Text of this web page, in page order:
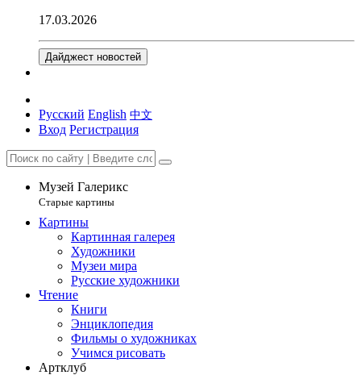
17.03.2026
Дайджест новостей
Русский English 中文
Вход Регистрация
Музей Галерикс
Старые картины
Картины
Картинная галерея
Художники
Музеи мира
Русские художники
Чтение
Книги
Энциклопедия
Фильмы о художниках
Учимся рисовать
Артклуб